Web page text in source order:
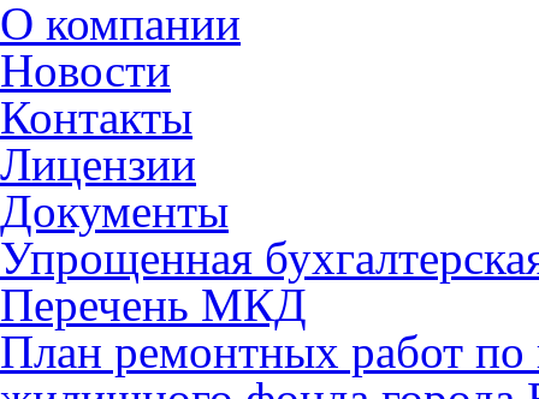
О компании
Новости
Контакты
Лицензии
Документы
Упрощенная
Перечень МКД
План ремонтных работ по